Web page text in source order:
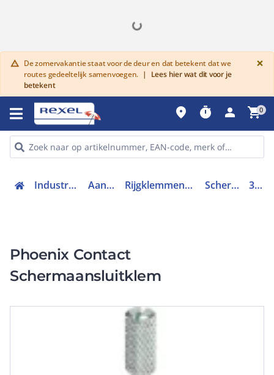
warning De zomervakantie staat voor de deur en dat betekent dat we
routes gedeeltelijk samenvoegen. |
Lees hier wat dit voor je
betekent
×
place timer person shopping_cart0
Industriele componenten Aansluittechniek Rijgklemmen, klemmen en toebehoren Schermaansluitklem 3026874
Phoenix Contact
Schermaansluitklem